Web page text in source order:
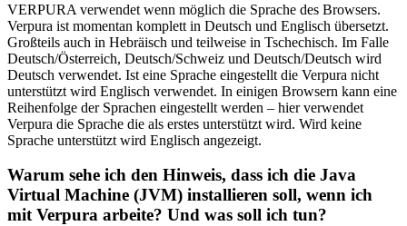
VERPURA verwendet wenn möglich die Sprache des Browsers.
Verpura ist momentan komplett in Deutsch und Englisch übersetzt.
Großteils auch in Hebräisch und teilweise in Tschechisch. Im Falle
Deutsch/Österreich, Deutsch/Schweiz und Deutsch/Deutsch wird
Deutsch verwendet. Ist eine Sprache eingestellt die Verpura nicht
unterstützt wird Englisch verwendet. In einigen Browsern kann eine
Reihenfolge der Sprachen eingestellt werden – hier verwendet
Verpura die Sprache die als erstes unterstützt wird. Wird keine
Sprache unterstützt wird Englisch angezeigt.
Warum sehe ich den Hinweis, dass ich die Java
Virtual Machine (JVM) installieren soll, wenn ich
mit Verpura arbeite? Und was soll ich tun?